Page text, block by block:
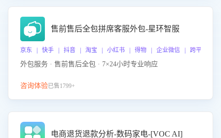
售前售后全包拼席客服外包-星环智服
京东 | 快手 | 抖音 | 淘宝 | 小红书 | 得物 | 企业微信 | 跨平台
外包服务 · 售前售后全包 · 7×24小时专业响应
咨询体验已售1799+
电商退货退款分析-数码家电-[VOC AI]